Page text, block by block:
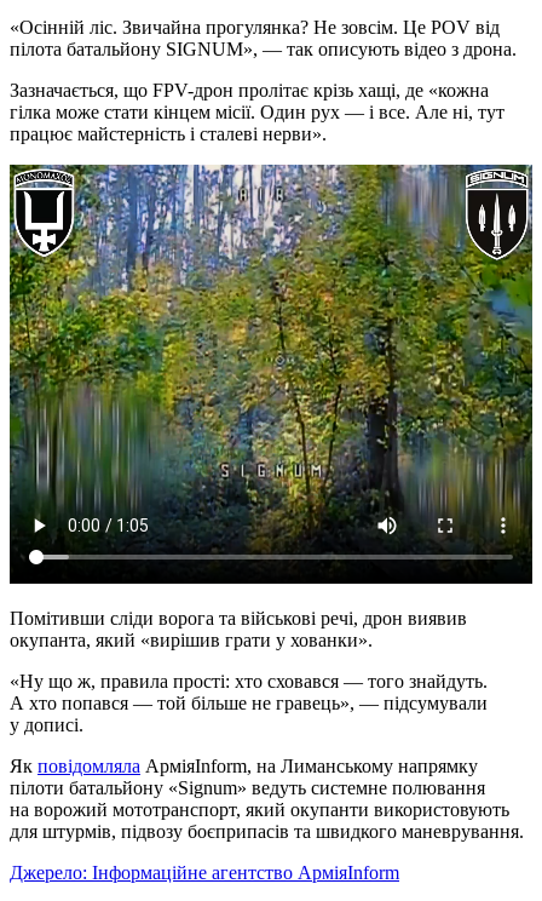
«Осінній ліс. Звичайна прогулянка? Не зовсім. Це POV від
пілота батальйону SIGNUM», — так описують відео з дрона.
Зазначається, що FPV-дрон пролітає крізь хащі, де «кожна
гілка може стати кінцем місії. Один рух — і все. Але ні, тут
працює майстерність і сталеві нерви».
Помітивши сліди ворога та військові речі, дрон виявив
окупанта, який «вирішив грати у хованки».
«Ну що ж, правила прості: хто сховався — того знайдуть.
А хто попався — той більше не гравець», — підсумували
у дописі.
Як повідомляла АрміяInform, на Лиманському напрямку
пілоти батальйону «Signum» ведуть системне полювання
на ворожий мототранспорт, який окупанти використовують
для штурмів, підвозу боєприпасів та швидкого маневрування.
Джерело: Інформаційне агентство АрміяInform